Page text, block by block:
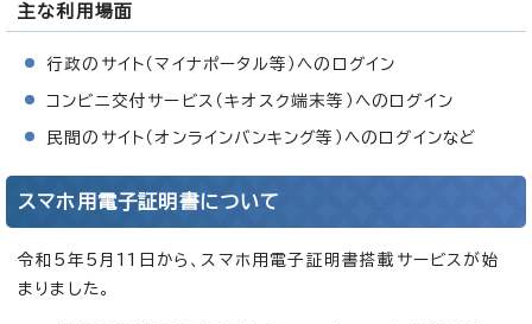
主な利用場面
行政のサイト（マイナポータル等）へのログイン
コンビニ交付サービス（キオスク端末等）へのログイン
民間のサイト（オンラインバンキング等）へのログインなど
スマホ用電子証明書について
令和5年5月11日から、スマホ用電子証明書搭載サービスが始
まりました。